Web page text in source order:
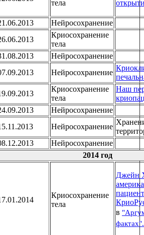
тела
Нейросохранение
Криосохранение
тела
Нейросохранение
Нейросохранение
Криосохранение
тела
Наш
Нейросохранение
Нейросохранение
Нейросохранение
2014 год
Криосохранение
тела
Джейн
в
фактах".